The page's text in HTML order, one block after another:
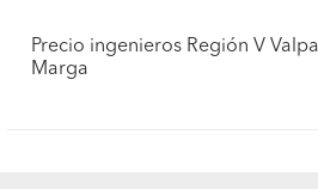
Precio ingenieros Región V
Marga